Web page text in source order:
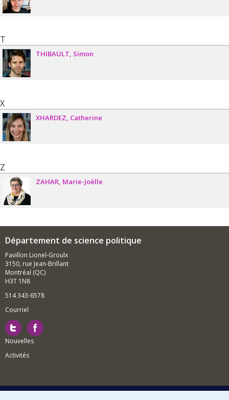
T
THIBAULT Simon
X
XHARDEZ Catherine
Z
ZAHAR Marie-Joëlle
Département de science politique
Pavillon Lionel-Groulx
3150, rue Jean-Brillant
Montréal (QC)
H3T 1N8
514 343-6578
Courriel
Nouvelles
Activités